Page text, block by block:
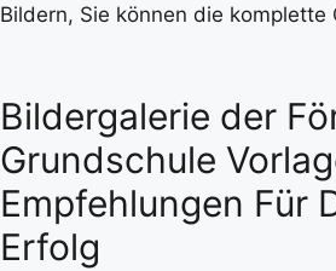
Bildern, Sie können die komplette
Bildergalerie der
Grundschule
Empfehlungen Für
Erfolg